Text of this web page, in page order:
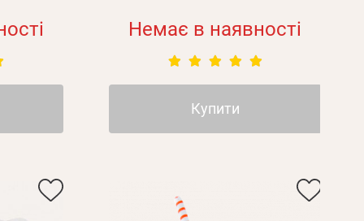
Немає в наявності
Купити